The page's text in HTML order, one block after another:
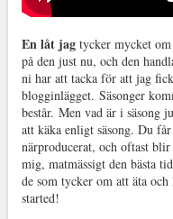
En låt jagtycker mycket om
på den just nu, och den
ni har att tacka för att jag
blogginlägget. Säsonger
består. Men vad är i säsong
att käka enligt säsong. Du
närproducerat, och oftast
mig, matmässigt den bästa
de som tycker om att äta och
started!